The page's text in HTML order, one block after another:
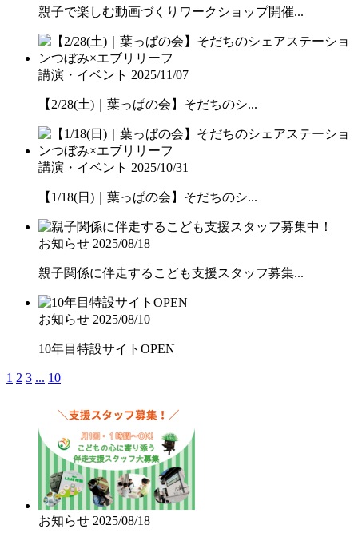
親子で楽しむ動画づくりワークショップ開催...
講演・イベント 2025/11/07
【2/28(土)｜葉っぱの会】そだちのシ...
講演・イベント 2025/10/31
【1/18(日)｜葉っぱの会】そだちのシ...
お知らせ 2025/08/18
親子関係に伴走するこども支援スタッフ募集...
お知らせ 2025/08/10
10年目特設サイトOPEN
1 2 3 ... 10
お知らせ 2025/08/18